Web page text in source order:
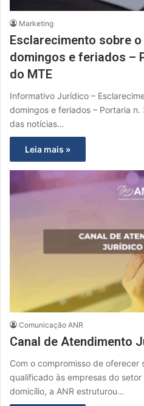
Marketing
Esclarecimento sobre
domingos e feriados –
do MTE
Informativo Jurídico –
domingos e feriados – Portaria
das notícias…
Leia mais »
Comunicação ANR
Canal de Atendimento
Com o compromisso de
qualificado às empresas do
domicílio, a ANR estruturou…